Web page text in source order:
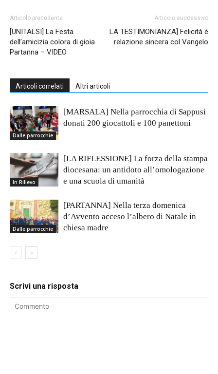
Articolo precedente
[UNITALSI] La Festa
dell’amicizia colora di gioia
Partanna – VIDEO
Articolo successivo
LA TESTIMONIANZA] Felicità è
relazione sincera col Vangelo
Articoli correlati Altri articoli
Dalle parrocchie
[MARSALA] Nella parrocchia di Sappusi
donati 200 giocattoli e 100 panettoni
In Rilievo
[LA RIFLESSIONE] La forza della stampa
diocesana: un antidoto all’omologazione
e una scuola di umanità
Dalle parrocchie
[PARTANNA] Nella terza domenica
d’Avvento acceso l’albero di Natale in
chiesa madre
Scrivi una risposta